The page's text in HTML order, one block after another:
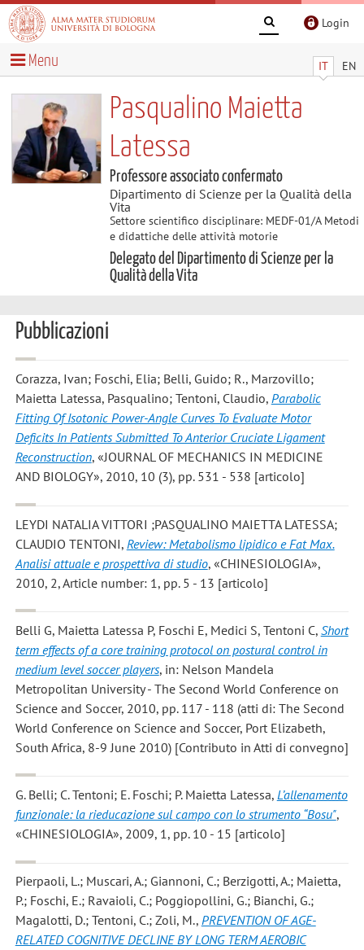
Login
IT EN
Menu
Pasqualino Maietta
Latessa
Professore associato confermato
Dipartimento di Scienze per la Qualità della
Vita
Settore scientifico disciplinare: MEDF-01/A Metodi
e didattiche delle attività motorie
Delegato del Dipartimento di Scienze per la
Qualità della Vita
Pubblicazioni
Corazza, Ivan; Foschi, Elia; Belli, Guido; R., Marzovillo;
Maietta Latessa, Pasqualino; Tentoni, Claudio, Parabolic
Fitting Of Isotonic Power-Angle Curves To Evaluate Motor
Deficits In Patients Submitted To Anterior Cruciate Ligament
Reconstruction, «JOURNAL OF MECHANICS IN MEDICINE
AND BIOLOGY», 2010, 10 (3), pp. 531 - 538 [articolo]
LEYDI NATALIA VITTORI ;PASQUALINO MAIETTA LATESSA;
CLAUDIO TENTONI, Review: Metabolismo lipidico e Fat Max.
Analisi attuale e prospettiva di studio, «CHINESIOLOGIA»,
2010, 2, Article number: 1, pp. 5 - 13 [articolo]
Belli G, Maietta Latessa P, Foschi E, Medici S, Tentoni C, Short
term effects of a core training protocol on postural control in
medium level soccer players, in: Nelson Mandela
Metropolitan University - The Second World Conference on
Science and Soccer, 2010, pp. 117 - 118 (atti di: The Second
World Conference on Science and Soccer, Port Elizabeth,
South Africa, 8-9 June 2010) [Contributo in Atti di convegno]
G. Belli; C. Tentoni; E. Foschi; P. Maietta Latessa, L’allenamento
funzionale: la rieducazione sul campo con lo strumento “Bosu",
«CHINESIOLOGIA», 2009, 1, pp. 10 - 15 [articolo]
Pierpaoli, L.; Muscari, A.; Giannoni, C.; Berzigotti, A.; Maietta,
P.; Foschi, E.; Ravaioli, C.; Poggiopollini, G.; Bianchi, G.;
Magalotti, D.; Tentoni, C.; Zoli, M., PREVENTION OF AGE-
RELATED COGNITIVE DECLINE BY LONG TERM AEROBIC